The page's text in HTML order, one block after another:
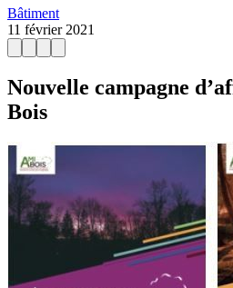
Bâtiment
11 février 2021
Nouvelle campagne
Bois